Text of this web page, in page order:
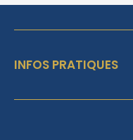
INFOS PRATIQUES